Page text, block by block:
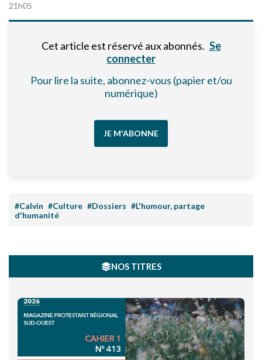
21h05
Cet article est réservé aux abonnés. Se
connecter
Pour lire la suite, abonnez-vous (papier et/ou
numérique)
JE M'ABONNE
#Calvin #Culture #Dossiers #L'humour, partage
d'humanité
NOS TITRES